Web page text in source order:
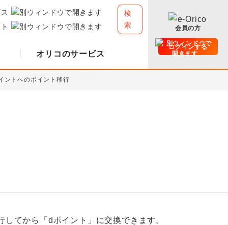
検
索
オリコのサービス
会員の方
ログインする
ントへのポイント移行
てから「dポイント」に交換できます。